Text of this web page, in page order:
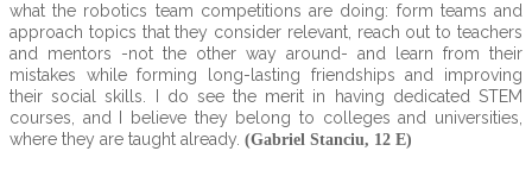
what the robotics team competitions are doing: form teams and
approach topics that they consider relevant, reach out to teachers
and mentors -not the other way around- and learn from their
mistakes while forming long-lasting friendships and improving
their social skills. I do see the merit in having dedicated STEM
courses, and I believe they belong to colleges and universities,
where they are taught already. (Gabriel Stanciu, 12 E)